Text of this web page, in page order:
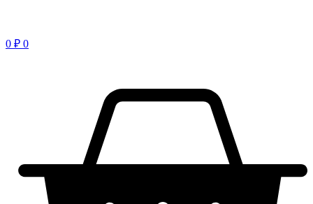
0 ₽ 0